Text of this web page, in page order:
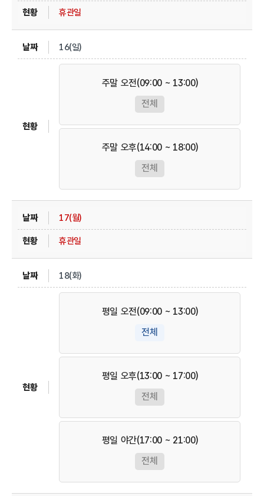
휴관일
16(일)
주말 오전(09:00 ~ 13:00)
전체
주말 오후(14:00 ~ 18:00)
전체
17(월)
휴관일
18(화)
평일 오전(09:00 ~ 13:00)
전체
평일 오후(13:00 ~ 17:00)
전체
평일 야간(17:00 ~ 21:00)
전체